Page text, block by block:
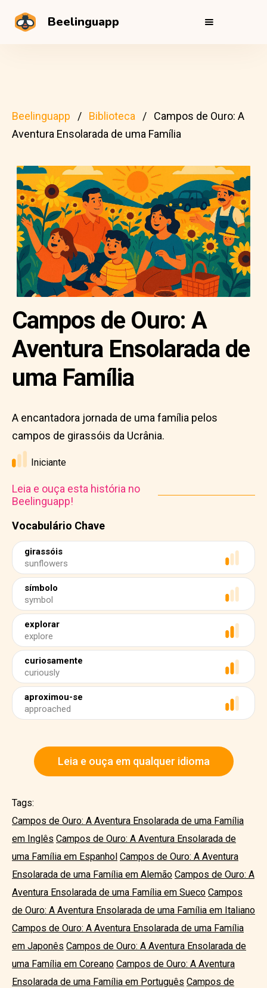
Beelinguapp
Beelinguapp Biblioteca
Campos de Ouro: A
Aventura Ensolarada de uma Família
Vocabulário Chave
girassóis
sunflowers
símbolo
symbol
explorar
explore
curiosamente
curiously
aproximou-se
approached
Campos de Ouro: A
Aventura Ensolarada de
uma Família
A encantadora jornada de uma família pelos
campos de girassóis da Ucrânia.
Iniciante
Leia e ouça esta história no
Beelinguapp!
Leia e ouça em qualquer idioma
Tags:
Campos de Ouro: A Aventura Ensolarada de uma Família
em Inglês Campos de Ouro: A Aventura Ensolarada de
uma Família em Espanhol Campos de Ouro: A Aventura
Ensolarada de uma Família em Alemão Campos de Ouro: A
Aventura Ensolarada de uma Família em Sueco Campos
de Ouro: A Aventura Ensolarada de uma Família em Italiano
Campos de Ouro: A Aventura Ensolarada de uma Família
em Japonês Campos de Ouro: A Aventura Ensolarada de
uma Família em Coreano Campos de Ouro: A Aventura
Ensolarada de uma Família em Português Campos de